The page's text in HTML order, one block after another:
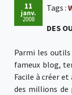
11
janv.
2008
Tags :
DES
Parmi les
fameux blog,
Facile à créer
des millions de